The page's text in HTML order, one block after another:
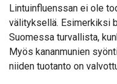
Lintuinfluenssan ei ole
välityksellä. Esimerkiksi
Suomessa turvallista,
Myös kananmunien
niiden tuotanto on